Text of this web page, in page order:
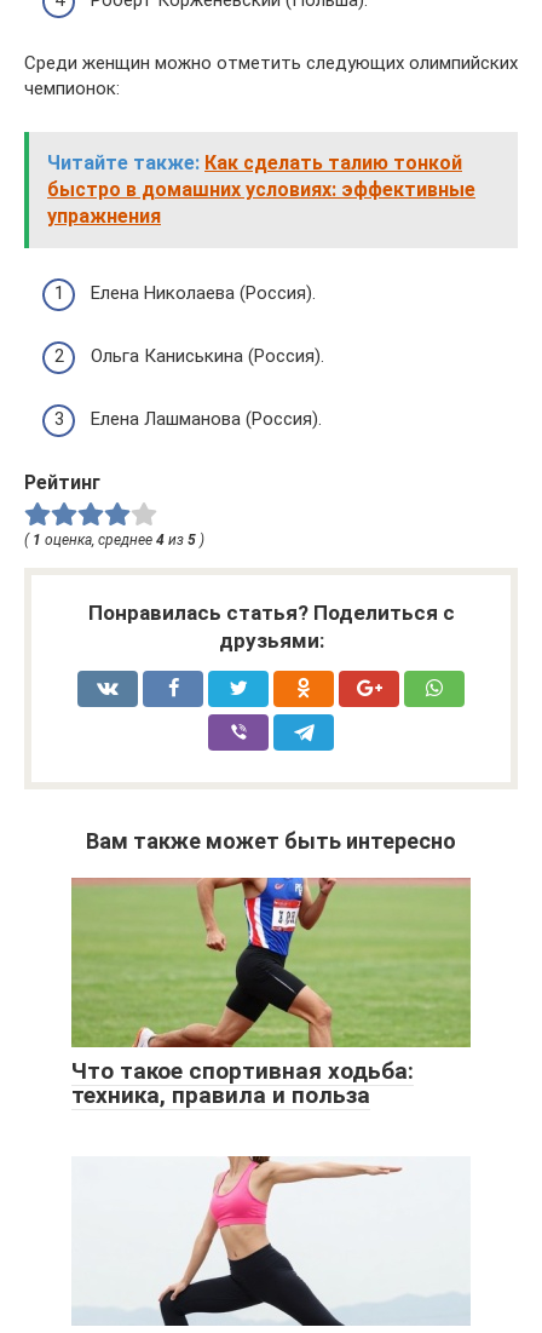
Среди женщин можно отметить следующих олимпийских
чемпионок:
Читайте также: Как сделать талию тонкой
быстро в домашних условиях: эффективные
упражнения
Елена Николаева (Россия).
Ольга Каниськина (Россия).
Елена Лашманова (Россия).
Рейтинг
( 1 оценка, среднее 4 из 5 )
Понравилась статья? Поделиться с
друзьями:
Вам также может быть интересно
Что такое спортивная ходьба:
техника, правила и польза